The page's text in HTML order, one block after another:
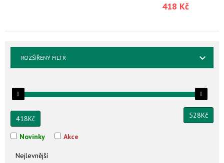
418 Kč
ROZŠÍŘENÝ FILTR
418Kč 528Kč
Novinky Akce
Nejlevnější